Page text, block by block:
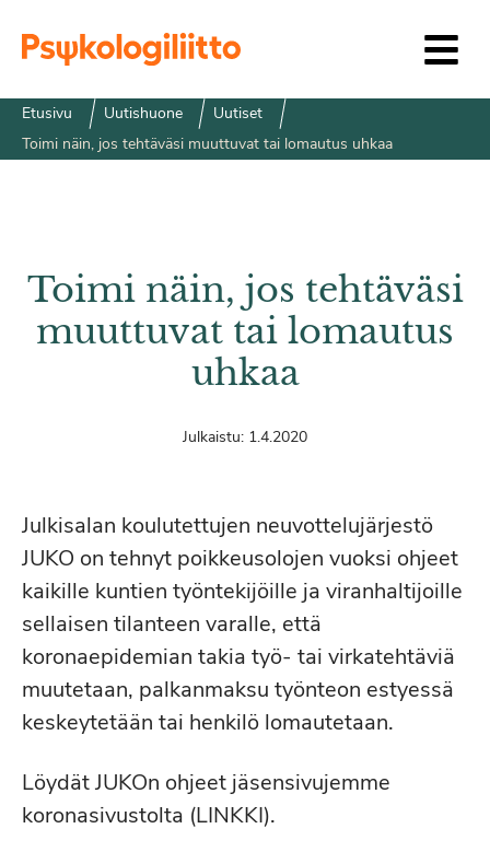
Etusivu Uutishuone
Uutiset
Toimi näin, jos tehtäväsi muuttuvat tai lomautus uhkaa
Toimi näin, jos tehtäväsi
muuttuvat tai lomautus
uhkaa
Julkaistu: 1.4.2020
Julkisalan koulutettujen neuvottelujärjestö
JUKO on tehnyt poikkeusolojen vuoksi ohjeet
kaikille kuntien työntekijöille ja viranhaltijoille
sellaisen tilanteen varalle, että
koronaepidemian takia työ- tai virkatehtäviä
muutetaan, palkanmaksu työnteon estyessä
keskeytetään tai henkilö lomautetaan.
Löydät JUKOn ohjeet jäsensivujemme
koronasivustolta (LINKKI).